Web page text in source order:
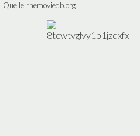
Quelle:themoviedb.org